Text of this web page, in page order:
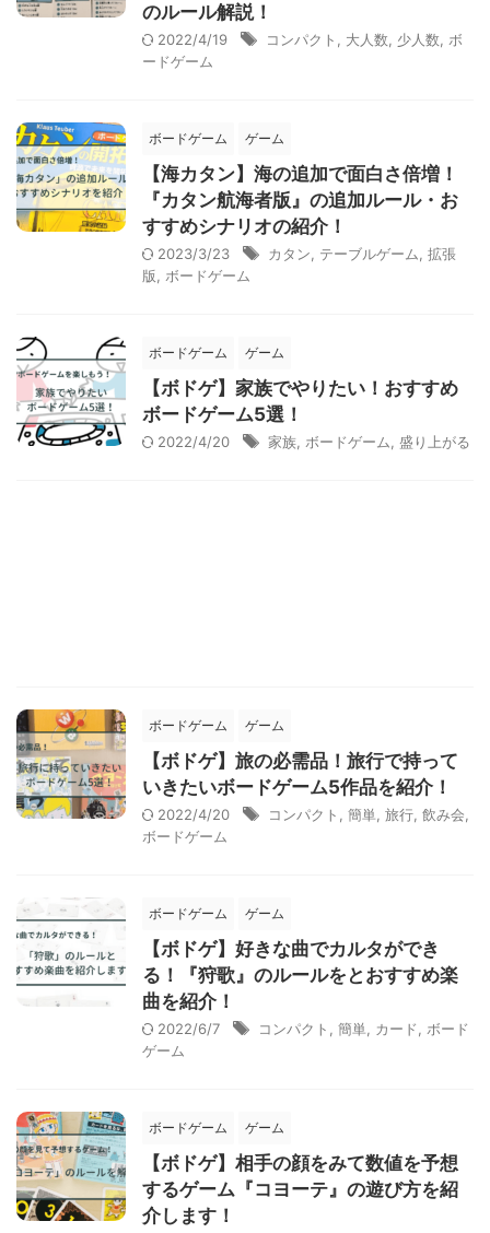
のルール解説！
2022/4/19 コンパクト 大人数 少人数
ボ
ードゲーム
ボードゲーム ゲーム
【海カタン】海の追加で面白さ倍増！
『カタン航海者版』の追加ルール・お
すすめシナリオの紹介！
2023/3/23 カタン テーブルゲーム
拡張
版
ボードゲーム
ボードゲーム ゲーム
【ボドゲ】家族でやりたい！おすすめ
ボードゲーム5選！
2022/4/20 家族 ボードゲーム 盛り上がる
ボードゲーム ゲーム
【ボドゲ】旅の必需品！旅行で持って
いきたいボードゲーム5作品を紹介！
2022/4/20 コンパクト 簡単 旅行 飲み会
ボードゲーム
ボードゲーム ゲーム
【ボドゲ】好きな曲でカルタができ
る！『狩歌』のルールをとおすすめ楽
曲を紹介！
2022/6/7 コンパクト 簡単 カード
ボード
ゲーム
ボードゲーム ゲーム
【ボドゲ】相手の顔をみて数値を予想
するゲーム『コヨーテ』の遊び方を紹
介します！